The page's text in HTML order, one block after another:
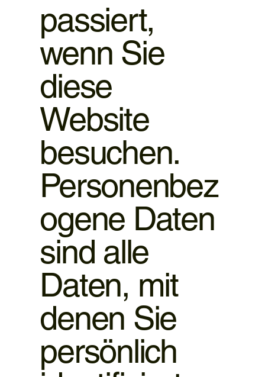
passiert,
wenn Sie
diese
Website
besuchen.
Personenbez
ogene Daten
sind alle
Daten, mit
denen Sie
persönlich